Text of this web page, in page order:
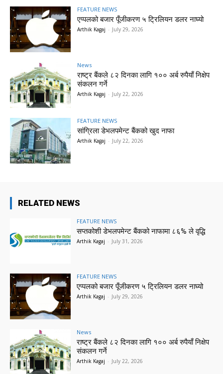
FEATURE NEWS
एप्पलको बजार पूँजीकरण ५ ट्रिलियन डलर नाघ्यो
Arthik Kagaj - July 29, 2026
News
राष्ट्र बैंकले ८२ दिनका लागि १०० अर्ब रुपैयाँ निक्षेप
संकलन गर्ने
Arthik Kagaj - July 22, 2026
FEATURE NEWS
सांग्रिला डेभलपमेन्ट बैंकको खुद नाफा
Arthik Kagaj - July 22, 2026
RELATED NEWS
FEATURE NEWS
सप्तकोशी डेभलपमेन्ट बैंकको नाफामा ८६% ले वृद्धि
Arthik Kagaj - July 31, 2026
FEATURE NEWS
एप्पलको बजार पूँजीकरण ५ ट्रिलियन डलर नाघ्यो
Arthik Kagaj - July 29, 2026
News
राष्ट्र बैंकले ८२ दिनका लागि १०० अर्ब रुपैयाँ निक्षेप
संकलन गर्ने
Arthik Kagaj - July 22, 2026